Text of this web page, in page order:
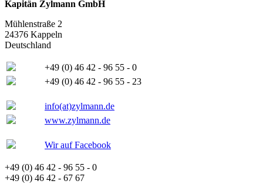
Kapitän Zylmann GmbH
Mühlenstraße 2
24376 Kappeln
Deutschland
+49 (0) 46 42 - 96 55 - 0
+49 (0) 46 42 - 96 55 - 23
info(at)zylmann.de
www.zylmann.de
Wir auf Facebook
+49 (0) 46 42 - 96 55 - 0
+49 (0) 46 42 - 67 67